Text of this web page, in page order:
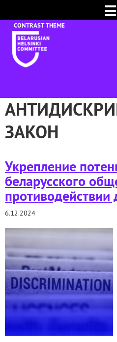
☰
ЗАКОН
Укрепление
беларусского
6.12.2024